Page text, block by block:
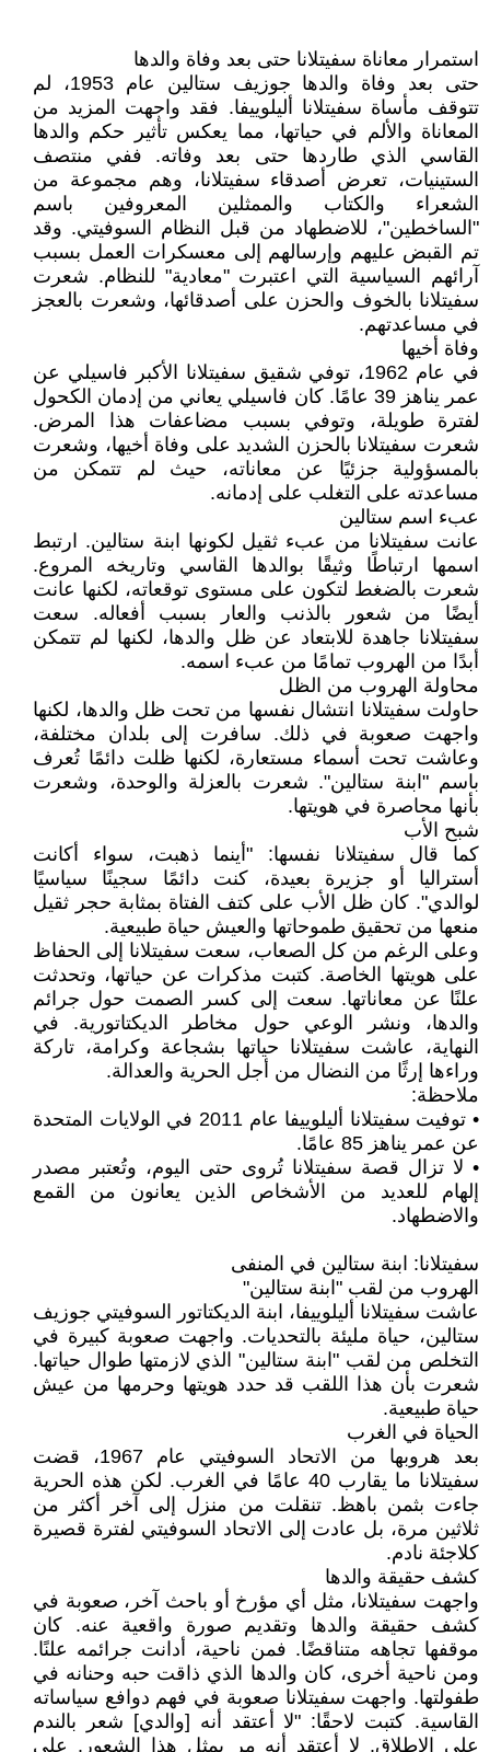
استمرار معاناة سفيتلانا حتى بعد وفاة والدها
حتى بعد وفاة والدها جوزيف ستالين عام 1953، لم
تتوقف مأساة سفيتلانا أليلوييفا. فقد واجهت المزيد من
المعاناة والألم في حياتها، مما يعكس تأثير حكم والدها
القاسي الذي طاردها حتى بعد وفاته. ففي منتصف
الستينيات، تعرض أصدقاء سفيتلانا، وهم مجموعة من
الشعراء والكتاب والممثلين المعروفين باسم
"الساخطين"، للاضطهاد من قبل النظام السوفيتي. وقد
تم القبض عليهم وإرسالهم إلى معسكرات العمل بسبب
آرائهم السياسية التي اعتبرت "معادية" للنظام. شعرت
سفيتلانا بالخوف والحزن على أصدقائها، وشعرت بالعجز
في مساعدتهم.
وفاة أخيها
في عام 1962، توفي شقيق سفيتلانا الأكبر فاسيلي عن
عمر يناهز 39 عامًا. كان فاسيلي يعاني من إدمان الكحول
لفترة طويلة، وتوفي بسبب مضاعفات هذا المرض.
شعرت سفيتلانا بالحزن الشديد على وفاة أخيها، وشعرت
بالمسؤولية جزئيًا عن معاناته، حيث لم تتمكن من
مساعدته على التغلب على إدمانه.
عبء اسم ستالين
عانت سفيتلانا من عبء ثقيل لكونها ابنة ستالين. ارتبط
اسمها ارتباطًا وثيقًا بوالدها القاسي وتاريخه المروع.
شعرت بالضغط لتكون على مستوى توقعاته، لكنها عانت
أيضًا من شعور بالذنب والعار بسبب أفعاله. سعت
سفيتلانا جاهدة للابتعاد عن ظل والدها، لكنها لم تتمكن
أبدًا من الهروب تمامًا من عبء اسمه.
محاولة الهروب من الظل
حاولت سفيتلانا انتشال نفسها من تحت ظل والدها، لكنها
واجهت صعوبة في ذلك. سافرت إلى بلدان مختلفة،
وعاشت تحت أسماء مستعارة، لكنها ظلت دائمًا تُعرف
باسم "ابنة ستالين". شعرت بالعزلة والوحدة، وشعرت
بأنها محاصرة في هويتها.
شبح الأب
كما قال سفيتلانا نفسها: "أينما ذهبت، سواء أكانت
أستراليا أو جزيرة بعيدة، كنت دائمًا سجينًا سياسيًا
لوالدي". كان ظل الأب على كتف الفتاة بمثابة حجر ثقيل
منعها من تحقيق طموحاتها والعيش حياة طبيعية.
وعلى الرغم من كل الصعاب، سعت سفيتلانا إلى الحفاظ
على هويتها الخاصة. كتبت مذكرات عن حياتها، وتحدثت
علنًا عن معاناتها. سعت إلى كسر الصمت حول جرائم
والدها، ونشر الوعي حول مخاطر الديكتاتورية. في
النهاية، عاشت سفيتلانا حياتها بشجاعة وكرامة، تاركة
وراءها إرثًا من النضال من أجل الحرية والعدالة.
ملاحظة:
• توفيت سفيتلانا أليلوييفا عام 2011 في الولايات المتحدة
عن عمر يناهز 85 عامًا.
• لا تزال قصة سفيتلانا تُروى حتى اليوم، وتُعتبر مصدر
إلهام للعديد من الأشخاص الذين يعانون من القمع
والاضطهاد.
سفيتلانا: ابنة ستالين في المنفى
الهروب من لقب "ابنة ستالين"
عاشت سفيتلانا أليلوييفا، ابنة الديكتاتور السوفيتي جوزيف
ستالين، حياة مليئة بالتحديات. واجهت صعوبة كبيرة في
التخلص من لقب "ابنة ستالين" الذي لازمتها طوال حياتها.
شعرت بأن هذا اللقب قد حدد هويتها وحرمها من عيش
حياة طبيعية.
الحياة في الغرب
بعد هروبها من الاتحاد السوفيتي عام 1967، قضت
سفيتلانا ما يقارب 40 عامًا في الغرب. لكن هذه الحرية
جاءت بثمن باهظ. تنقلت من منزل إلى آخر أكثر من
ثلاثين مرة، بل عادت إلى الاتحاد السوفيتي لفترة قصيرة
كلاجئة نادم.
كشف حقيقة والدها
واجهت سفيتلانا، مثل أي مؤرخ أو باحث آخر، صعوبة في
كشف حقيقة والدها وتقديم صورة واقعية عنه. كان
موقفها تجاهه متناقضًا. فمن ناحية، أدانت جرائمه علنًا.
ومن ناحية أخرى، كان والدها الذي ذاقت حبه وحنانه في
طفولتها. واجهت سفيتلانا صعوبة في فهم دوافع سياساته
القاسية. كتبت لاحقًا: "لا أعتقد أنه [والدي] شعر بالندم
على الإطلاق. لا أعتقد أنه مر بمثل هذا الشعور. على